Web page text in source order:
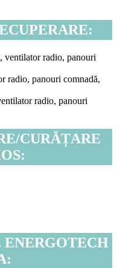
ventilator radio, panouri
radio, panouri comnadă,
radio, panouri
CURĂȚARE